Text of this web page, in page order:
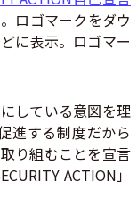
ロゴマークをダウ
に表示。ロゴマー
している意図を理
進する制度だから
り組むことを宣言
ACTION」